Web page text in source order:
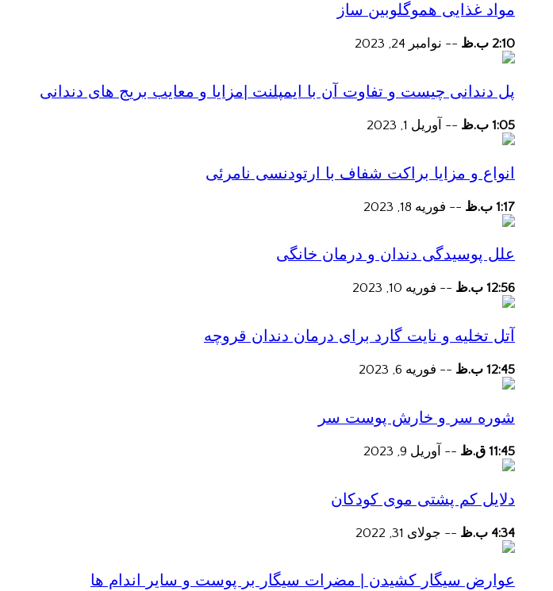
مواد غذایی هموگلوبین ساز
2:10 ب.ظ -- نوامبر 24, 2023
پل دندانی چیست و تفاوت آن با ایمپلنت |مزایا و معایب بریج های دندانی
1:05 ب.ظ -- آوریل 1, 2023
انواع و مزایا براکت شفاف با ارتودنسی نامرئی
1:17 ب.ظ -- فوریه 18, 2023
علل پوسیدگی دندان و درمان خانگی
12:56 ب.ظ -- فوریه 10, 2023
آتل تخلیه و نایت گارد برای درمان دندان قروچه
12:45 ب.ظ -- فوریه 6, 2023
شوره سر و خارش پوست سر
11:45 ق.ظ -- آوریل 9, 2023
دلایل کم پشتی موی کودکان
4:34 ب.ظ -- جولای 31, 2022
عوارض سیگار کشیدن | مضرات سیگار بر پوست و سایر اندام ها